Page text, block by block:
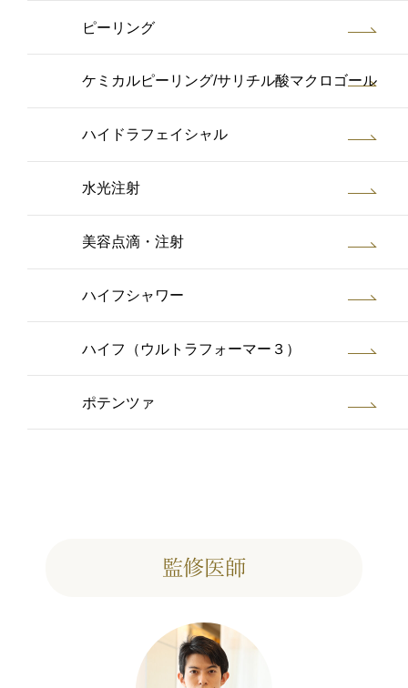
ピーリング
ケミカルピーリング/サリチル酸マクロゴール
ハイドラフェイシャル
水光注射
美容点滴・注射
ハイフシャワー
ハイフ（ウルトラフォーマー３）
ポテンツァ
監修医師